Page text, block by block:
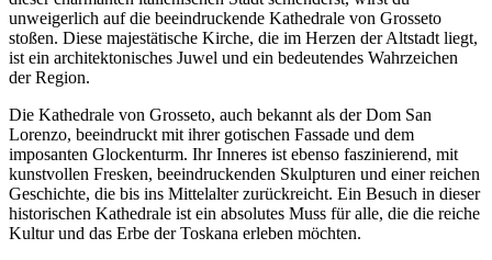
unweigerlich auf die beeindruckende Kathedrale von Grosseto
stoßen. Diese majestätische Kirche, die im Herzen der Altstadt liegt,
ist ein architektonisches Juwel und ein bedeutendes Wahrzeichen
der Region.
Die Kathedrale von Grosseto, auch bekannt als der Dom San
Lorenzo, beeindruckt mit ihrer gotischen Fassade und dem
imposanten Glockenturm. Ihr Inneres ist ebenso faszinierend, mit
kunstvollen Fresken, beeindruckenden Skulpturen und einer reichen
Geschichte, die bis ins Mittelalter zurückreicht. Ein Besuch in dieser
historischen Kathedrale ist ein absolutes Muss für alle, die die reiche
Kultur und das Erbe der Toskana erleben möchten.